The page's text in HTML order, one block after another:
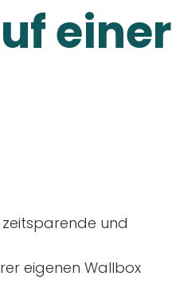
einer
und
eigenen Wallbox